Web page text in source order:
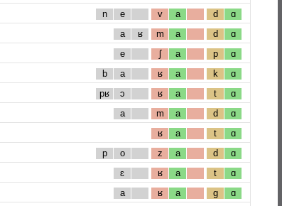
n e v a d ɑ
a ʁ m a d ɑ
e ʃ a p ɑ
b a ʁ a k ɑ
pʁ ɔ ʁ a t ɑ
a m a d ɑ
ʁ a t ɑ
p o z a d ɑ
ɛ ʁ a t ɑ
a ʁ a g ɑ